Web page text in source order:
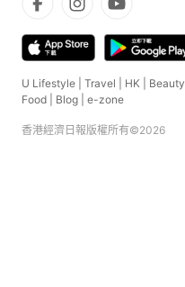
U Lifestyle Travel HK Beauty
Food
Blog e-zone
香港經濟日報版權所有©2026